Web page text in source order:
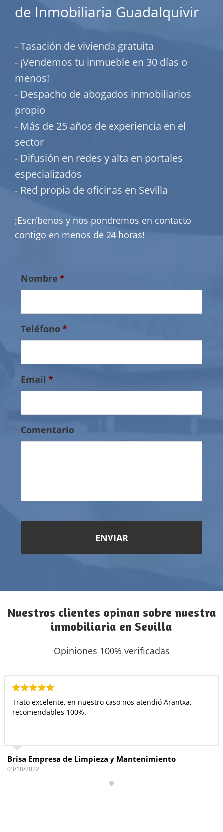
de Inmobiliaria Guadalquivir
- Tasación de vivienda gratuita
- ¡Vendemos tu inmueble en 30 días o
menos!
- Despacho de abogados inmobiliarios
propio
- Más de 25 años de experiencia en el
sector
- Difusión en redes y alta en portales
especializados
- Red propia de oficinas en Sevilla
¡Escríbenos y nos pondremos en contacto
contigo en menos de 24 horas!
Nombre *
Teléfono*
Email *
Comentario
Nuestros clientes opinan sobre nuestra
inmobiliaria en Sevilla
Opiniones 100% verificadas
caso nos atendió Arantxa,
y Mantenimiento
Muy buen personal, muy
Isabel Vazquez